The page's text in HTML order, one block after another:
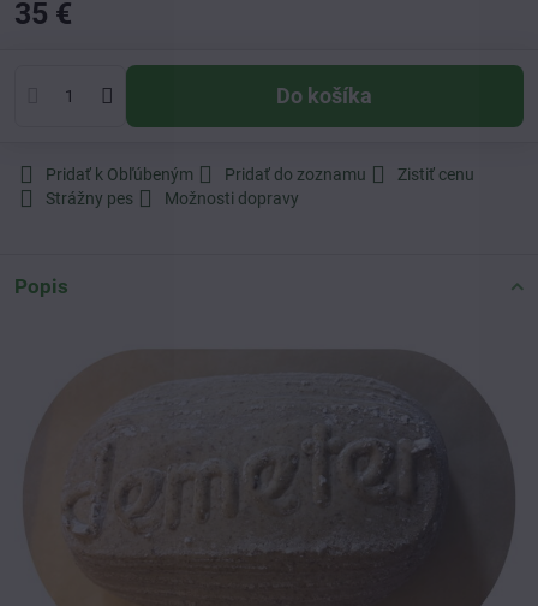
35 €
Do košíka
Pridať k Obľúbeným Pridať do zoznamu
Zistiť cenu
Strážny pes
Možnosti dopravy
Popis